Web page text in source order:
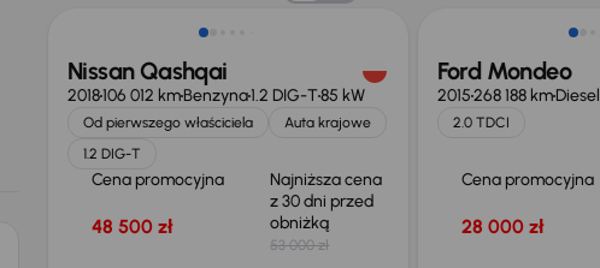
Nissan Qashqai
2018106 012 kmBenzyna1.2 DIG-T85 kW
Od pierwszego właściciela
Auta krajowe
1.2 DIG-T
Cena promocyjna
48 500 zł
Najniższa cena
z 30 dni przed
obniżką
53 000 zł
Ford Mondeo
2015268 188 kmDiesel
2.0 TDCI
Cena promocyjna
28 000 zł